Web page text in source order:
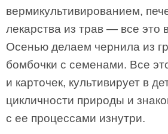
вермикультивированием,
лекарства из трав — все это
Осенью делаем чернила из
бомбочки с семенами. Все
и карточек, культивирует в
цикличности природы и
с ее процессами изнутри.